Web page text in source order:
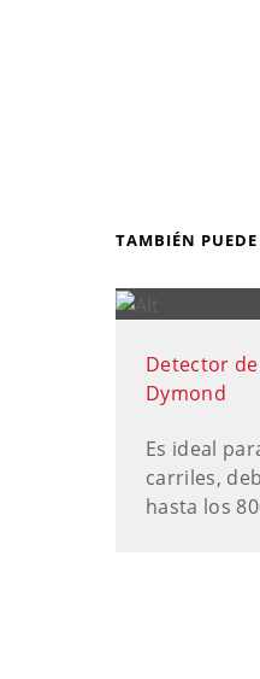
TAMBIÉN
Detector
Dymond
Es ideal
carriles,
hasta los